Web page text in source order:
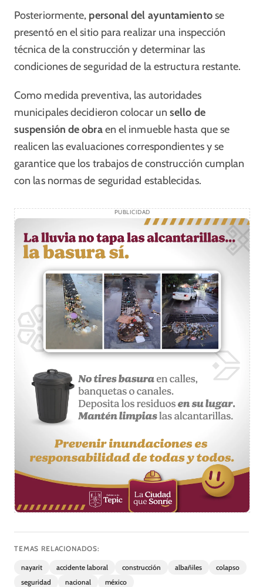
Posteriormente, personal del ayuntamientose
presentó en el sitio para realizar una inspección
técnica de la construcción y determinar las
condiciones de seguridad de la estructura restante.
Como medida preventiva, las autoridades
municipales decidieron colocar unsello de
suspensión de obraen el inmueble hasta que se
realicen las evaluaciones correspondientes y se
garantice que los trabajos de construcción cumplan
con las normas de seguridad establecidas.
PUBLICIDAD
TEMAS RELACIONADOS:
nayarit accidente laboral construcción albañiles
colapso
seguridad
nacional méxico